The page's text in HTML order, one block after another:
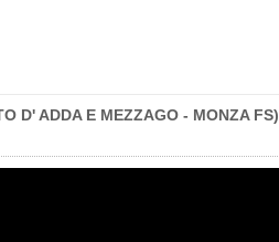
D' ADDA E MEZZAGO - MONZA FS)